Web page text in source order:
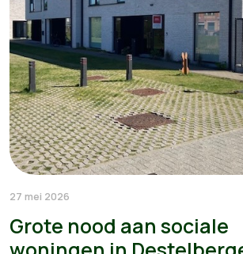
27 mei 2026
Grote nood aan sociale